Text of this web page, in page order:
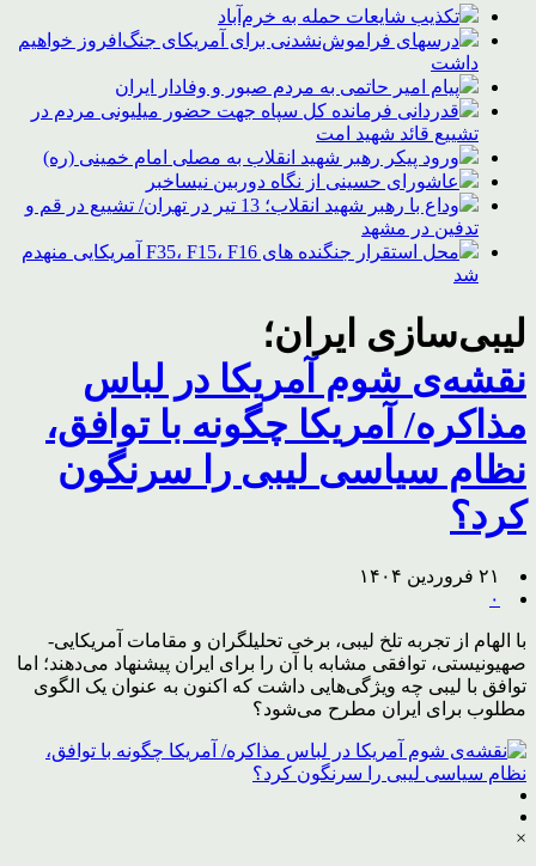
تکذیب شایعات حمله به خرم‌آباد
درسهای فراموش‌نشدنی برای آمریکای جنگ‌افروز خواهیم
داشت
پیام امیر حاتمی به مردم صبور و وفادار ایران
قدردانی فرمانده کل سپاه جهت حضور میلیونی مردم در
تشییع قائد شهید امت
ورود پیکر رهبر شهید انقلاب به مصلی امام خمینی (ره)
عاشورای حسینی از نگاه دوربین نیساخبر
وداع با رهبر شهید انقلاب؛ 13 تیر در تهران/ تشییع در قم و
تدفین در مشهد
محل استقرار جنگنده های F35، F15، F16 آمریکایی منهدم
شد
لیبی‌سازی ایران؛
نقشه‌ی شوم آمریکا در لباس
مذاکره/ آمریکا چگونه با توافق،
نظام سیاسی لیبی را سرنگون
کرد؟
۲۱ فروردین ۱۴۰۴
۰
با الهام از تجربه تلخ لیبی، برخی تحلیلگران و مقامات آمریکایی-
صهیونیستی، توافقی مشابه با آن را برای ایران پیشنهاد می‌دهند؛ اما
توافق با لیبی چه ویژگی‌هایی داشت که اکنون به عنوان یک الگوی
مطلوب برای ایران مطرح می‌شود؟
×